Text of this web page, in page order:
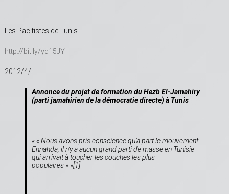
Les Pacifistes de Tunis
http://bit.ly/yd15JY
2012/4/
Annonce du projet de formation du Hezb El-Jamahiry
(parti jamahirien de la démocratie directe) à Tunis
« « Nous avons pris conscience qu’à part le mouvement
Ennahda, il n’y a aucun grand parti de masse en Tunisie
qui arrivait à toucher les couches les plus
populaires » »[1]